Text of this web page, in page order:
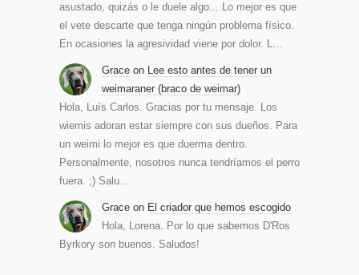
asustado, quizás o le duele algo... Lo mejor es que
el vete descarte que tenga ningún problema físico.
En ocasiones la agresividad viene por dolor. L…
Grace on Lee esto antes de tener un
weimaraner (braco de weimar)
Hola, Luís Carlos. Gracias por tu mensaje. Los
wiemis adoran estar siempre con sus dueños. Para
un weimi lo mejor es que duerma dentro.
Personalmente, nosotros nunca tendríamos el perro
fuera. ;) Salu…
Grace on El criador que hemos escogido
Hola, Lorena. Por lo que sabemos D'Ros
Byrkory son buenos. Saludos!